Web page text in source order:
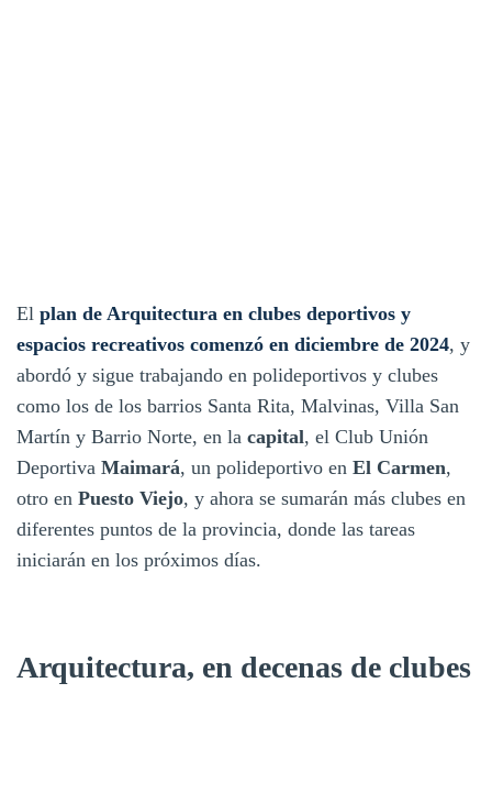
El plan de Arquitectura en clubes deportivos y
espacios recreativos comenzó en diciembre de 2024, y
abordó y sigue trabajando en polideportivos y clubes
como los de los barrios Santa Rita, Malvinas, Villa San
Martín y Barrio Norte, en la capital, el Club Unión
Deportiva Maimará, un polideportivo en El Carmen,
otro en Puesto Viejo, y ahora se sumarán más clubes en
diferentes puntos de la provincia, donde las tareas
iniciarán en los próximos días.
Arquitectura, en decenas de clubes